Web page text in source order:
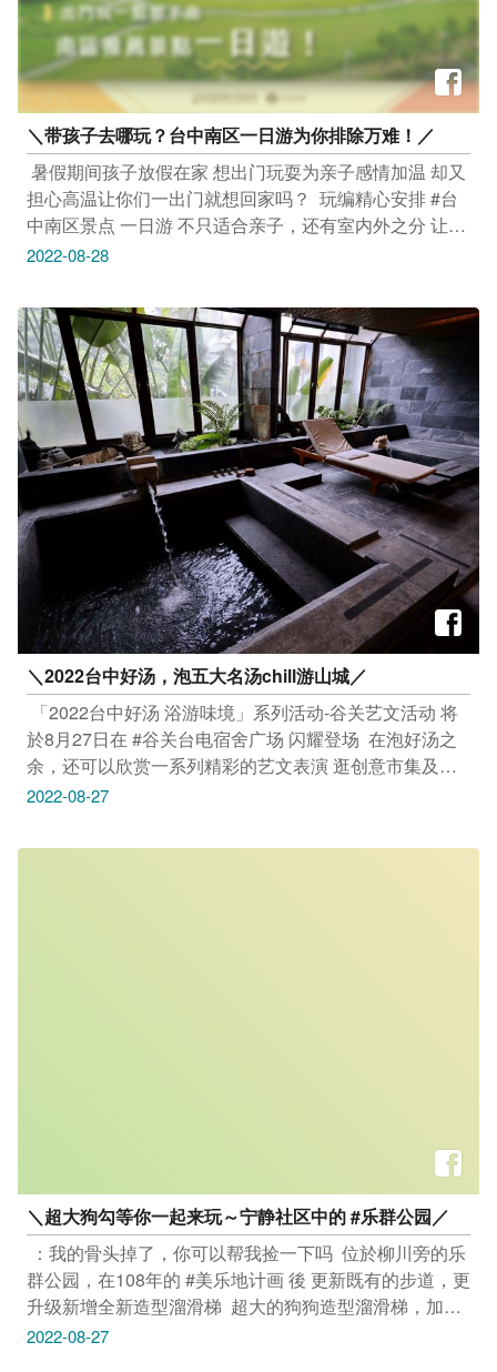
＼带孩子去哪玩？台中南区一日游为你排除万难！／​
​ 暑假期间孩子放假在家​ 想出门玩耍为亲子感情加温​ 却又
担心高温让你们一出门就想回家吗？​ ​ 玩编精心安排 #台
中南区景点 一日游​ 不只适合亲子，还有室内外之分​ 让玩
粉早晨乘凉消暑、傍晚尽情游玩​ _____________​ #安心
2022-08-28
＼2022台中好汤，泡五大名汤chill游山城／​
​ 「2022台中好汤 浴游味境」系列活动-谷关艺文活动​ 将
於8月27日在 #谷关台电宿舍广场 闪耀登场​ ​ 在泡好汤之
余，还可以欣赏一系列精彩的艺文表演​ 逛创意市集及体
验多元手作DIY活动，邀请民众共襄盛举​ ​ 秒飞日本 ​ 谷关
式风格，让民众不用出国也能享有度假氛围​​ ​ 网美新秘境 ​
2022-08-27
＼超大狗勾等你一起来玩～宁静社区中的 #乐群公园／​
​ ：我的骨头掉了，你可以帮我捡一下吗​ ​ 位於柳川旁的乐
群公园，在108年的 #美乐地计画 後​ 更新既有的步道，更
升级新增全新造型溜滑梯​ ​ 超大的狗狗造型溜滑梯，加上
骨头造型座椅​ 可爱撒娇模样，让人无法不爱上这块绿地​ ​
2022-08-27